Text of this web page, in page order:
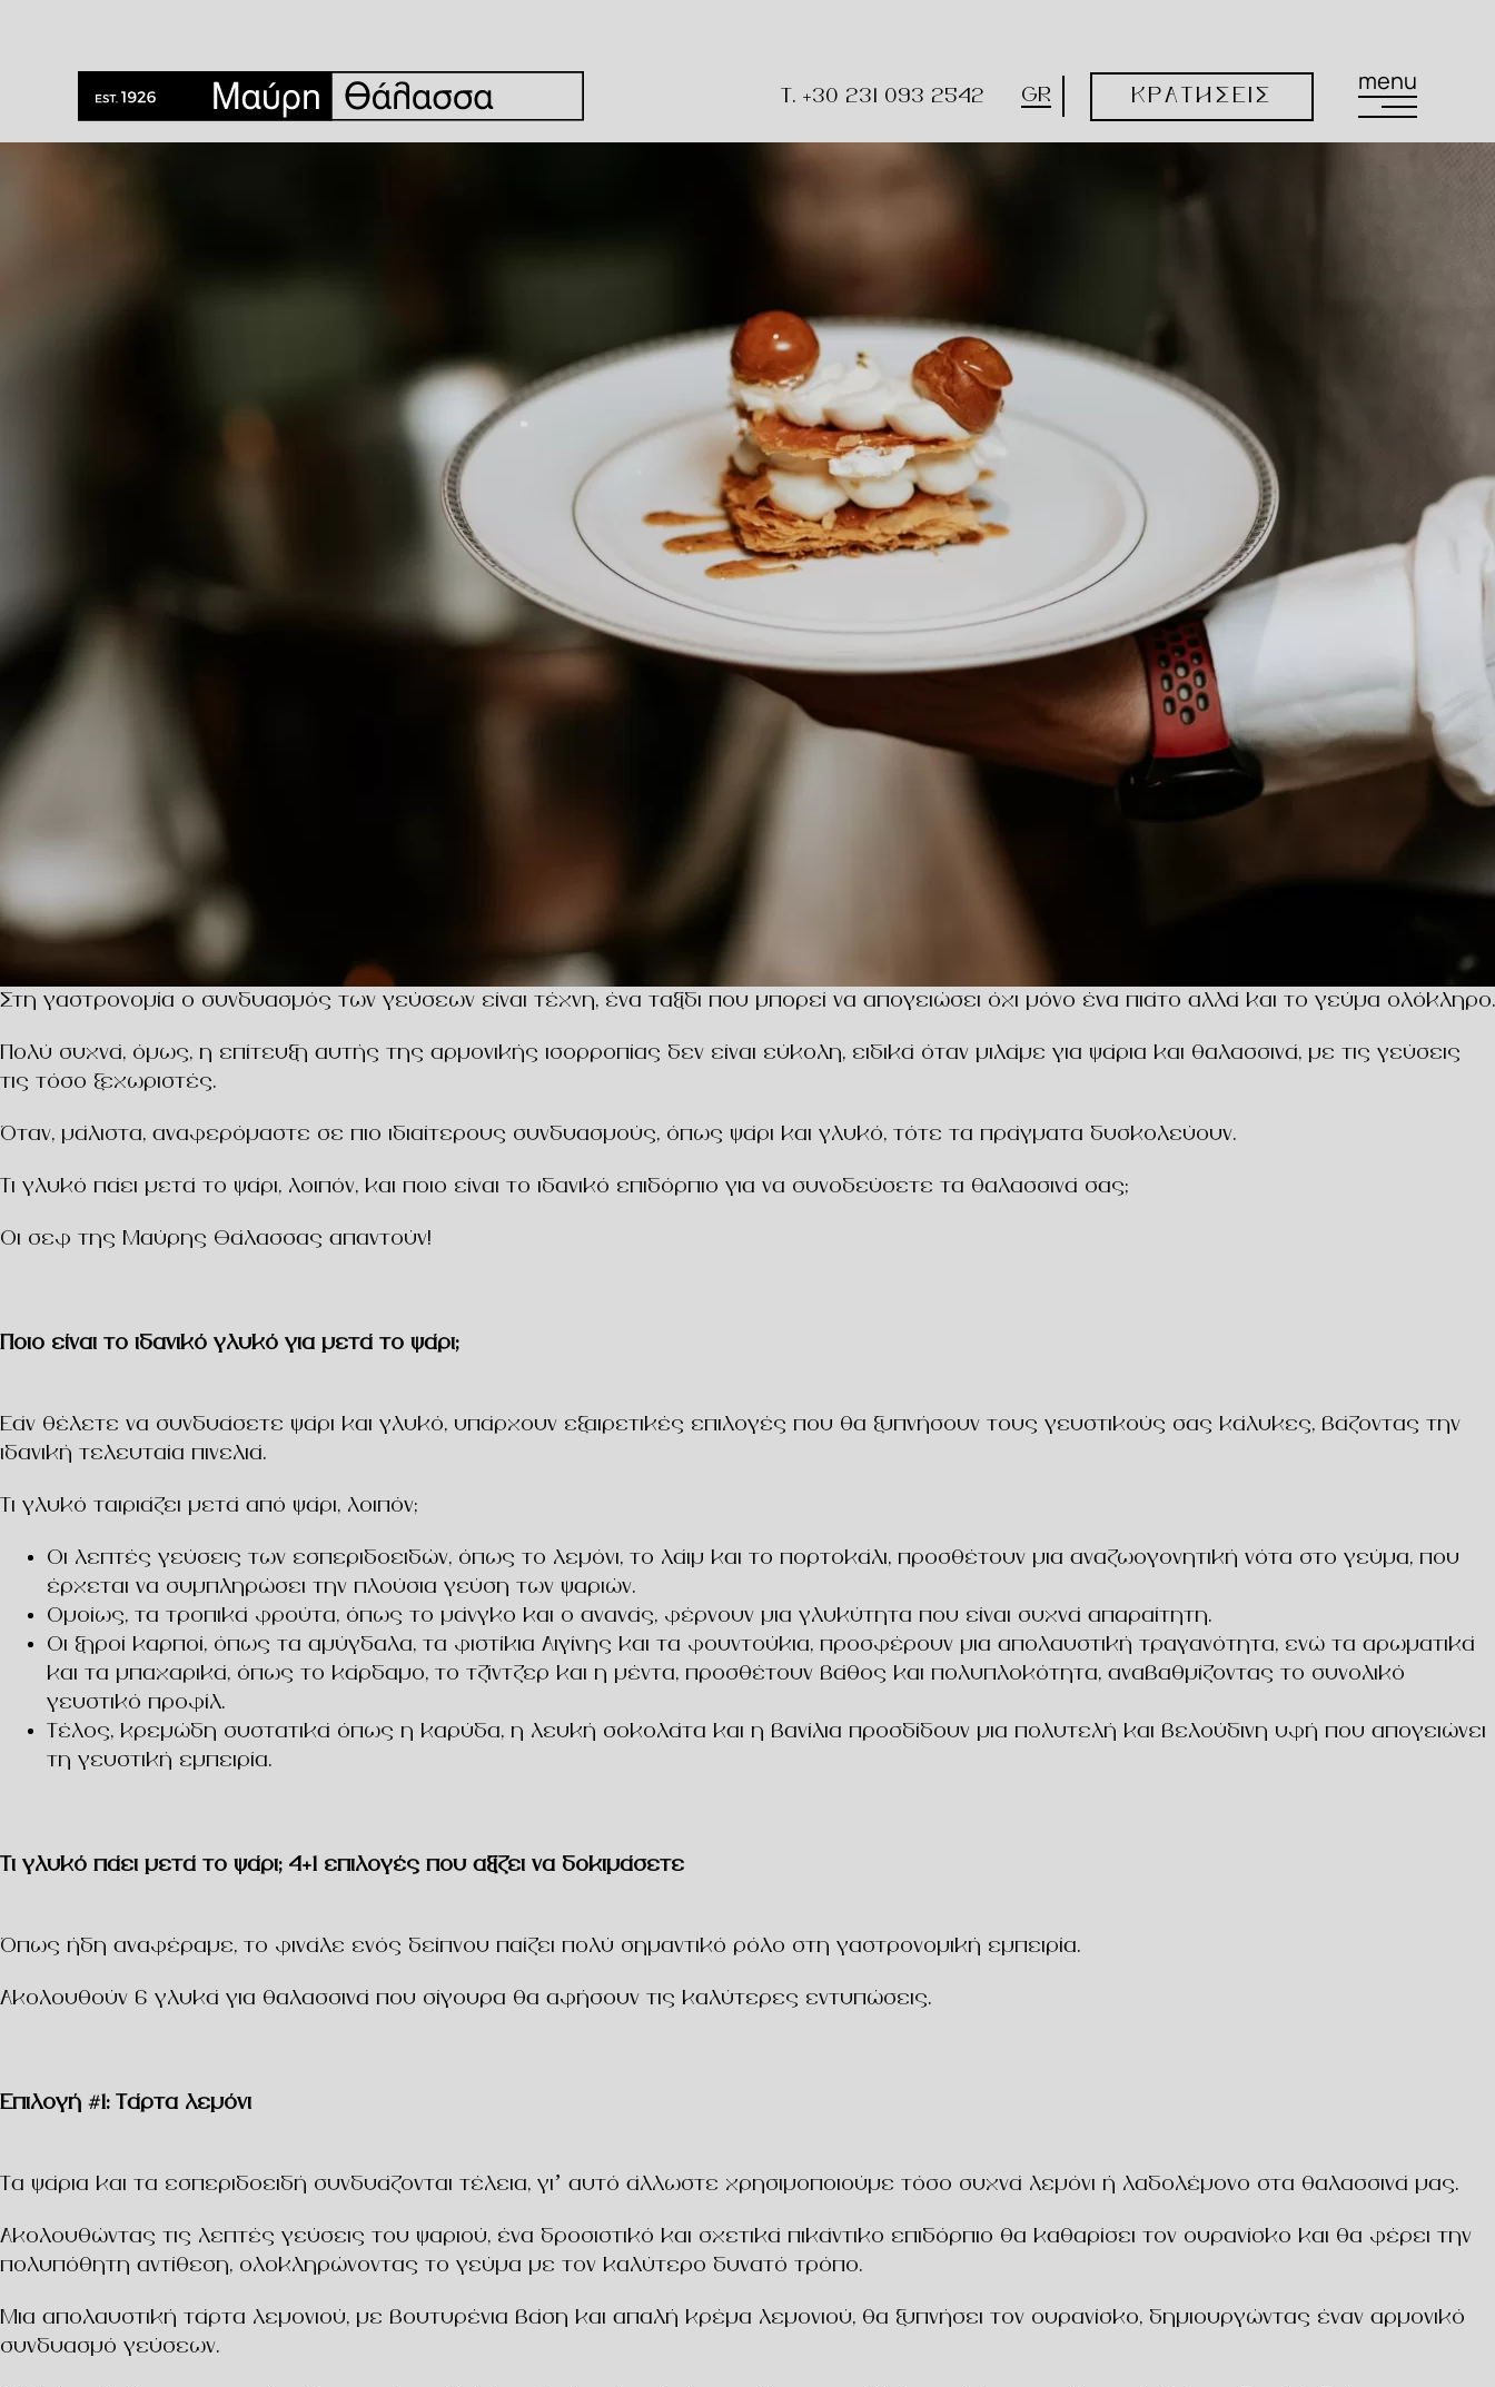
T. +30 231 093 2542 GR ΚΡΑΤΗΣΕΙΣ menu
Στη γαστρονομία ο συνδυασμός των γεύσεων είναι τέχνη, ένα ταξίδι που μπορεί να απογειώσει όχι μόνο ένα πιάτο αλλά και το γεύμα ολόκληρο.
Πολύ συχνά, όμως, η επίτευξη αυτής της αρμονικής ισορροπίας δεν είναι εύκολη, ειδικά όταν μιλάμε για ψάρια και θαλασσινά, με τις γεύσεις
τις τόσο ξεχωριστές.
Όταν, μάλιστα, αναφερόμαστε σε πιο ιδιαίτερους συνδυασμούς, όπως ψάρι και γλυκό, τότε τα πράγματα δυσκολεύουν.
Τι γλυκό πάει μετά το ψάρι, λοιπόν, και ποιο είναι το ιδανικό επιδόρπιο για να συνοδεύσετε τα θαλασσινά σας;
Οι σεφ της Μαύρης Θάλασσας απαντούν!
Ποιο είναι το ιδανικό γλυκό για μετά το ψάρι;
Εάν θέλετε να συνδυάσετε ψάρι και γλυκό, υπάρχουν εξαιρετικές επιλογές που θα ξυπνήσουν τους γευστικούς σας κάλυκες, βάζοντας την
ιδανική τελευταία πινελιά.
Τι γλυκό ταιριάζει μετά από ψάρι, λοιπόν;
Οι λεπτές γεύσεις των εσπεριδοειδών, όπως το λεμόνι, το λάιμ και το πορτοκάλι, προσθέτουν μια αναζωογονητική νότα στο γεύμα, που
έρχεται να συμπληρώσει την πλούσια γεύση των ψαριών.
Ομοίως, τα τροπικά φρούτα, όπως το μάνγκο και ο ανανάς, φέρνουν μια γλυκύτητα που είναι συχνά απαραίτητη.
Οι ξηροί καρποί, όπως τα αμύγδαλα, τα φιστίκια Αιγίνης και τα φουντούκια, προσφέρουν μια απολαυστική τραγανότητα, ενώ τα αρωματικά
και τα μπαχαρικά, όπως το κάρδαμο, το τζίντζερ και η μέντα, προσθέτουν βάθος και πολυπλοκότητα, αναβαθμίζοντας το συνολικό
γευστικό προφίλ.
Τέλος, κρεμώδη συστατικά όπως η καρύδα, η λευκή σοκολάτα και η βανίλια προσδίδουν μια πολυτελή και βελούδινη υφή που απογειώνει
τη γευστική εμπειρία.
Τι γλυκό πάει μετά το ψάρι; 4+1 επιλογές που αξίζει να δοκιμάσετε
Όπως ήδη αναφέραμε, το φινάλε ενός δείπνου παίζει πολύ σημαντικό ρόλο στη γαστρονομική εμπειρία.
Ακολουθούν 6 γλυκά για θαλασσινά που σίγουρα θα αφήσουν τις καλύτερες εντυπώσεις.
Επιλογή #1: Τάρτα λεμόνι
Τα ψάρια και τα εσπεριδοειδή συνδυάζονται τέλεια, γι’ αυτό άλλωστε χρησιμοποιούμε τόσο συχνά λεμόνι ή λαδολέμονο στα θαλασσινά μας.
Ακολουθώντας τις λεπτές γεύσεις του ψαριού, ένα δροσιστικό και σχετικά πικάντικο επιδόρπιο θα καθαρίσει τον ουρανίσκο και θα φέρει την
πολυπόθητη αντίθεση, ολοκληρώνοντας το γεύμα με τον καλύτερο δυνατό τρόπο.
Μια απολαυστική τάρτα λεμονιού, με βουτυρένια βάση και απαλή κρέμα λεμονιού, θα ξυπνήσει τον ουρανίσκο, δημιουργώντας έναν αρμονικό
συνδυασμό γεύσεων.